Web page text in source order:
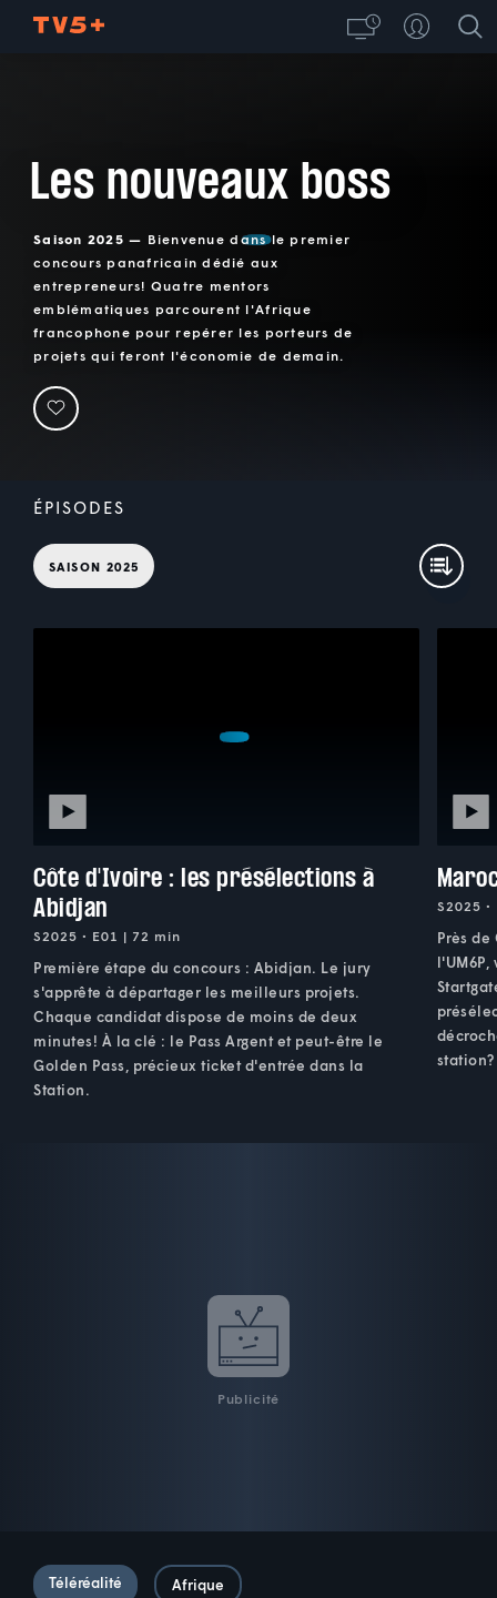
Les nouveaux boss
Saison 2025 — Bienvenue dans le premier
concours panafricain dédié aux
entrepreneurs! Quatre mentors
emblématiques parcourent l'Afrique
francophone pour repérer les porteurs de
projets qui feront l'économie de demain.
ÉPISODES
SAISON 2025
Côte d'Ivoire : les présélections à
Abidjan
S2025 • E01 | 72 min
Première étape du concours : Abidjan. Le jury
s'apprête à départager les meilleurs projets.
Chaque candidat dispose de moins de deux
minutes! À la clé : le Pass Argent et peut-être le
Golden Pass, précieux ticket d'entrée dans la
Station.
S2025
Près
station?
Publicité
Téléréalité Afrique